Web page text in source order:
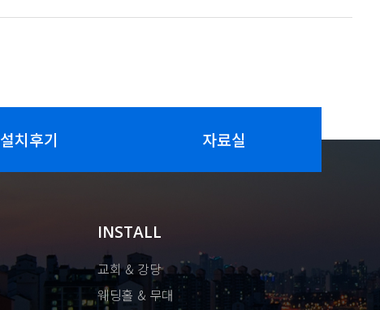
설치후기 자료실
INSTALL
교회 & 강당
웨딩홀 & 무대